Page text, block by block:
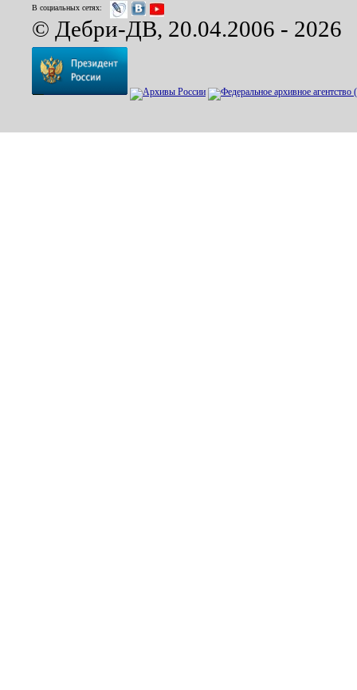
В социальных сетях:
© Дебри-ДВ, 20.04.2006 - 2026